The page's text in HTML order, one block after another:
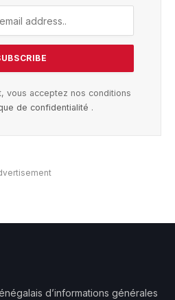
vous acceptez nos conditions
de confidentialité .
d’informations générales